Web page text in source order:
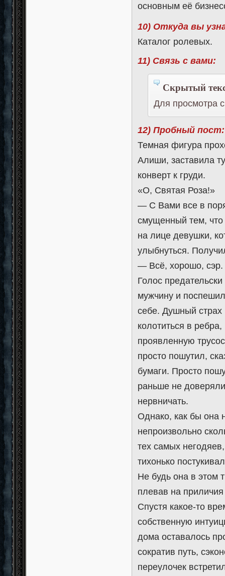
основным её
10) Откуда вы
Каталог ролевых.
11) Связь с вами:
Скрытый
Для просмотра
12) Пробный пост:
Темная фигура
Алиши, заставила
конверт к груди.
«О, Святая Роза!»
— С Вами все в
смущенный тем, что
на лице девушки,
улыбнуться.
— Всё, хорошо, сэр.
Голос
мужчину и
себе. Душный страх
колотиться в
проявленную
просто пошутил,
бумаги. Просто
раньше не
нервничать.
Однако, как бы она
непроизвольно
тех самых
тихонько
Не будь она в этом
плевав на
Спустя какое-то
собственную
дома оставалось
сократив путь,
переулочек